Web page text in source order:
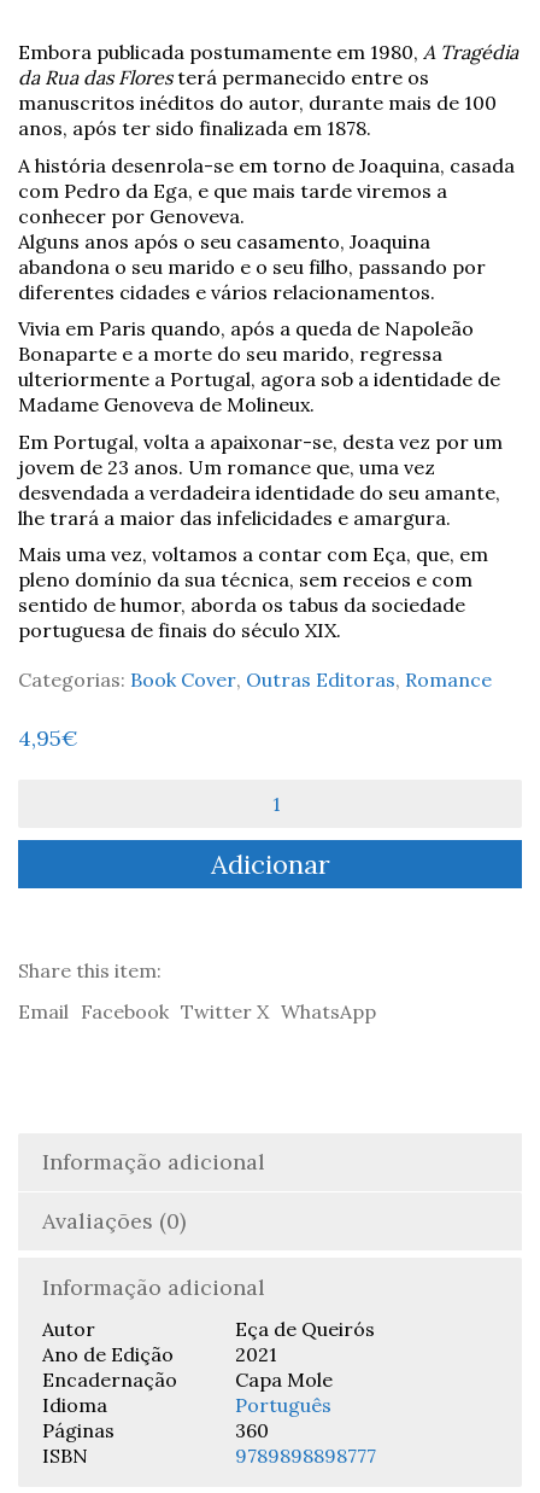
Embora publicada postumamente em 1980, A Tragédia
da Rua das Floresterá permanecido entre os
manuscritos inéditos do autor, durante mais de 100
anos, após ter sido finalizada em 1878.
A história desenrola-se em torno de Joaquina, casada
com Pedro da Ega, e que mais tarde viremos a
conhecer por Genoveva.
Alguns anos após o seu casamento, Joaquina
abandona o seu marido e o seu filho, passando por
diferentes cidades e vários relacionamentos.
Vivia em Paris quando, após a queda de Napoleão
Bonaparte e a morte do seu marido, regressa
ulteriormente a Portugal, agora sob a identidade de
Madame Genoveva de Molineux.
Em Portugal, volta a apaixonar-se, desta vez por um
jovem de 23 anos. Um romance que, uma vez
desvendada a verdadeira identidade do seu amante,
lhe trará a maior das infelicidades e amargura.
Mais uma vez, voltamos a contar com Eça, que, em
pleno domínio da sua técnica, sem receios e com
sentido de humor, aborda os tabus da sociedade
portuguesa de finais do século XIX.
Categorias: Book Cover, Outras Editoras, Romance
4,95€
A
da
Flores
Eça
Adicionar
Share this item:
Email Facebook Twitter X WhatsApp
Informação adicional
Avaliações (0)
Informação adicional
Autor
Eça de Queirós
Ano de Edição
2021
Encadernação
Capa Mole
Idioma
Português
Páginas
360
ISBN
9789898898777